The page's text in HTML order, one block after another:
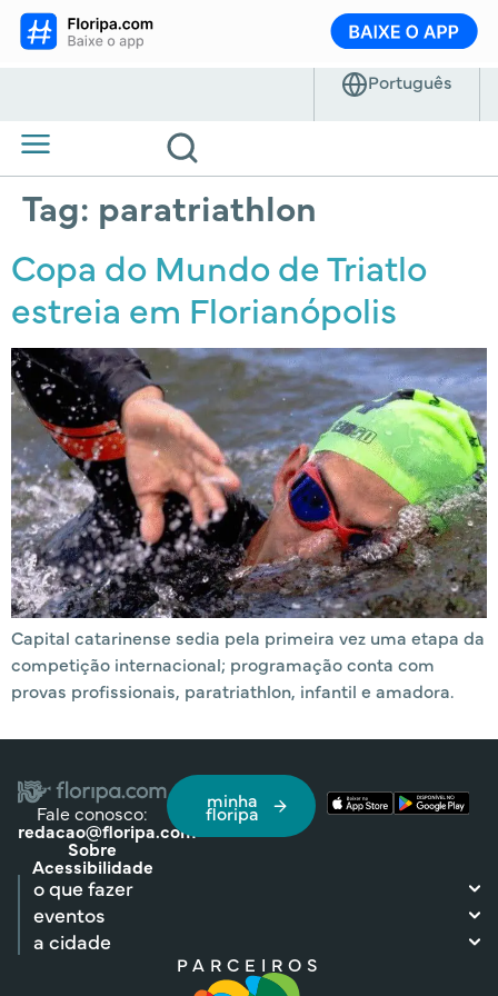
Tag: paratriathlon
Copa do Mundo de Triatlo
estreia em Florianópolis
Capital catarinense sedia pela primeira vez uma etapa da
competição internacional; programação conta com
provas profissionais, paratriathlon, infantil e amadora.
Fale conosco:
redacao@floripa.com
Sobre
Acessibilidade
minha
floripa
o que fazer
eventos
a cidade
PARCEIROS